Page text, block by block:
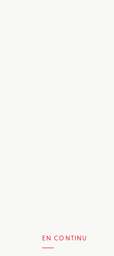
EN CONTINU